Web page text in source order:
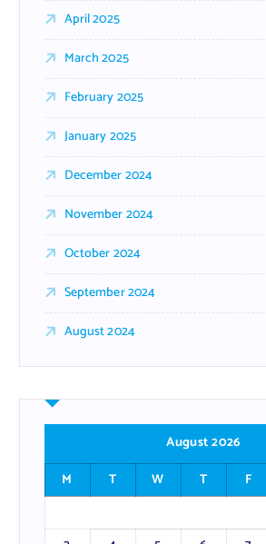
April 2025
March 2025
February 2025
January 2025
December 2024
November 2024
October 2024
September 2024
August 2024
August 2026
M
T W T F